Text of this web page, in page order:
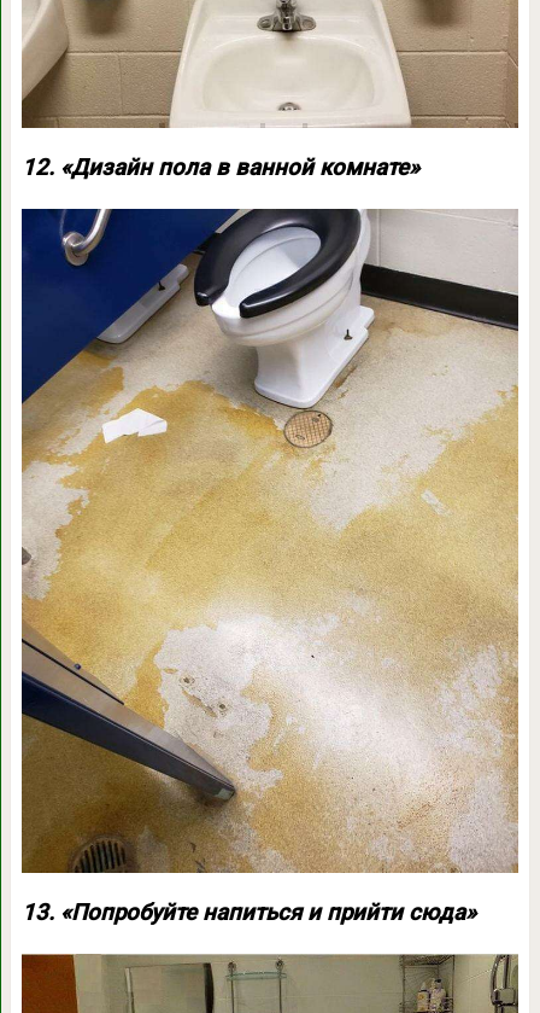
12. «Дизайн пола в ванной комнате»
13. «Попробуйте напиться и прийти сюда»